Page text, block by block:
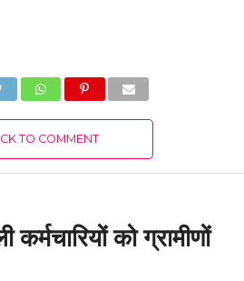
TO COMMENT
को ग्रामीणों